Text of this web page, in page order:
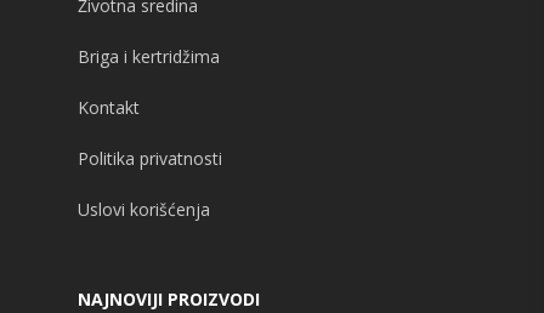
Životna sredina
Briga i kertridžima
Kontakt
Politika privatnosti
Uslovi korišćenja
NAJNOVIJI PROIZVODI